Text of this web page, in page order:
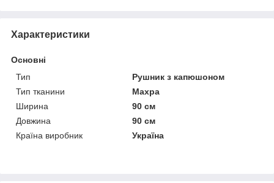
Характеристики
Основні
Тип
Рушник з капюшоном
Тип тканини
Махра
Ширина
90 см
Довжина
90 см
Країна виробник
Україна